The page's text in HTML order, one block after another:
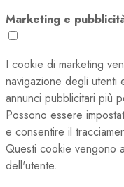
Marketing e
I cookie di marketing
navigazione degli utenti
annunci pubblicitari più
Possono essere
e consentire il
Questi cookie vengono
dell'utente.